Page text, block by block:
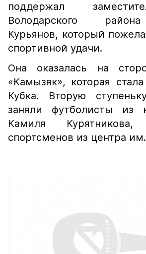
поддержал
Володарского
Курьянов, который
спортивной удачи.
Она оказалась на
«Камызяк», которая
Кубка. Вторую
заняли футболисты из
Камиля
спортсменов из центра